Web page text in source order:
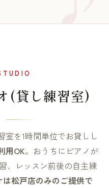
(貸し練習室)
を1時間単位でお貸しし
用OK。おうちにピアノが
、レッスン前後の自主練
は松戸店のみのご提供で